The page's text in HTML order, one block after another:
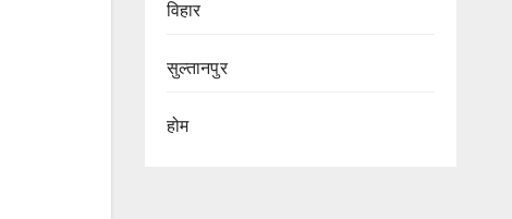
विहार
सुल्तानपुर
होम